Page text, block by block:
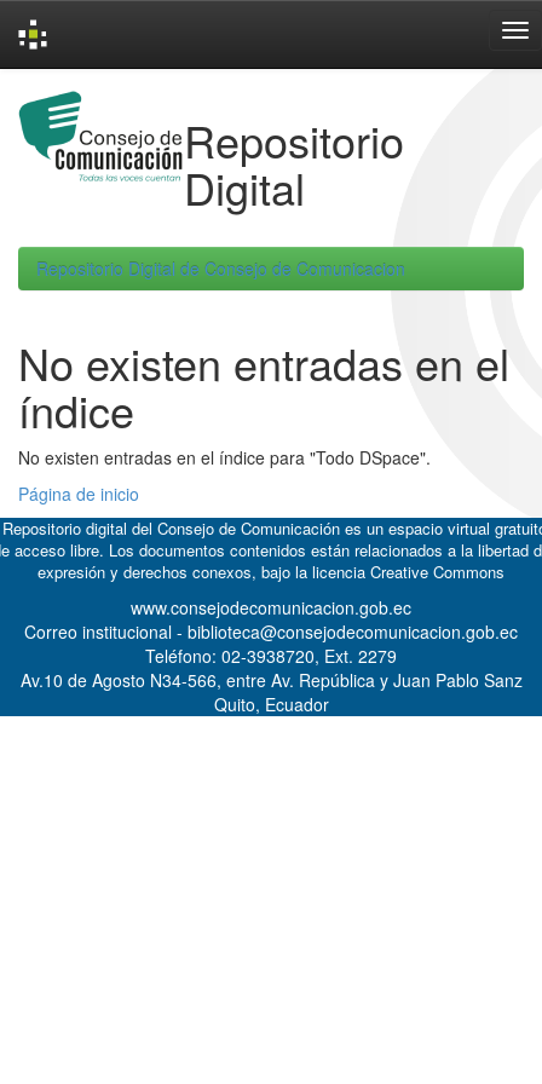
navigation
Repositorio
Digital
Repositorio Digital de Consejo de Comunicacion
No existen entradas en el
índice
No existen entradas en el índice para "Todo DSpace".
Página de inicio
digital del Consejo de Comunicación es un espacio virtual
acceso libre. Los documentos contenidos están relacionados a la libertad
expresión y derechos conexos, bajo la licencia Creative Commons
www.consejodecomunicacion.gob.ec
Correo institucional - biblioteca@consejodecomunicacion.gob.ec
Teléfono: 02-3938720, Ext. 2279
Av.10 de Agosto N34-566, entre Av. República y Juan Pablo Sanz
Quito, Ecuador